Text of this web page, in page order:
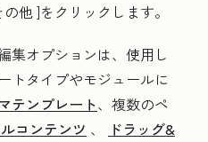
の他]をクリックします。
集オプションは、使用し
トタイプやモジュールに
テンプレート、複数のペ
コンテンツ 、
ドラッグ&